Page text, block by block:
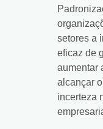
setores a
eficaz de
aumentar
alcançar
incerteza